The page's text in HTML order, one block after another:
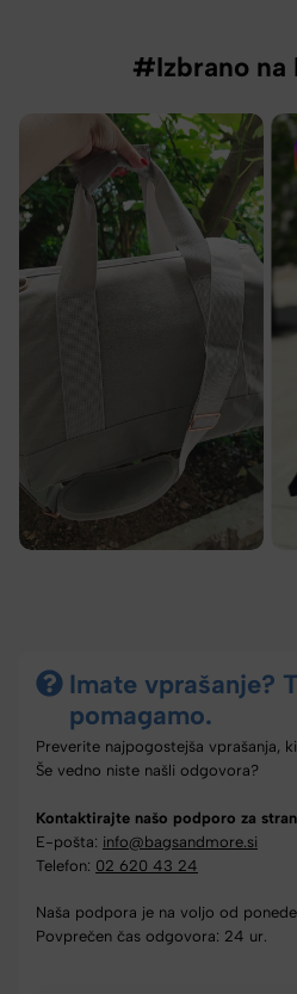
#Izbrano na
Imate vprašanje?
pomagamo.
Preverite najpogostejša vprašanja,
Še vedno niste našli odgovora?
Kontaktirajte našo podporo za
E-pošta: info@bagsandmore.si
Telefon: 02 620 43 24
Naša podpora je na voljo od
Povprečen čas odgovora: 24 ur.